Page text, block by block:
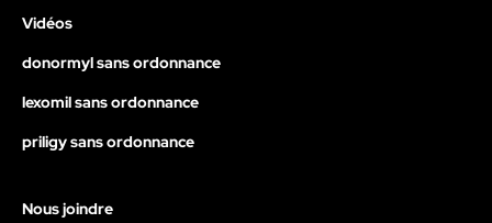
Vidéos
donormyl sans ordonnance
lexomil sans ordonnance
priligy sans ordonnance
Nous joindre